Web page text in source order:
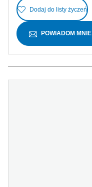
Dodaj do listy życzeń
POWIADOM MNIE